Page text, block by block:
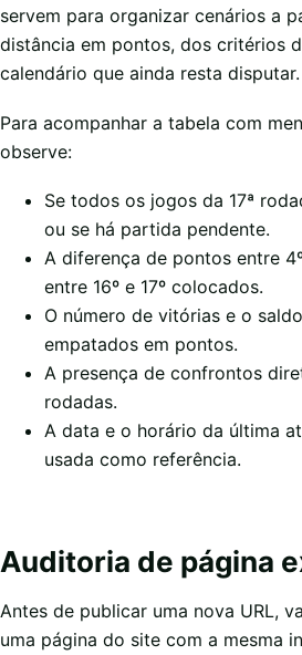
servem para organizar cenários a
distância em pontos, dos critérios
calendário que ainda resta disputar.
Para acompanhar a tabela com
observe:
Se todos os jogos da 17ª
ou se há partida pendente.
A diferença de pontos entre
entre 16º e 17º colocados.
O número de vitórias e o
empatados em pontos.
A presença de confrontos
rodadas.
A data e o horário da última
usada como referência.
Auditoria de página
Antes de publicar uma nova URL,
uma página do site com a mesma